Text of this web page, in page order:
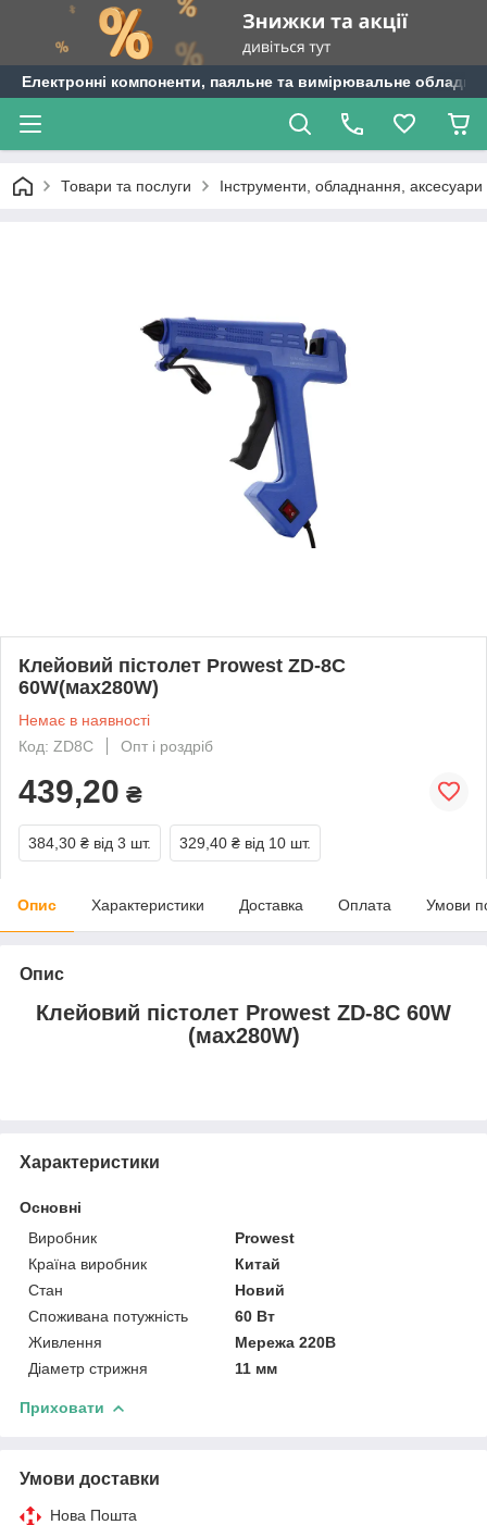
Електронні компоненти, паяльне та вимірювальне
Товари та послуги Інструменти, обладнання, аксесуари
Клейовий пістолет Prowest ZD-8C
60W(мах280W)
Немає в наявності
Код: ZD8C
Опт і роздріб
439,20 ₴
384,30 ₴ від 3 шт. 329,40 ₴ від 10 шт.
Опис Характеристики Доставка Оплата Умови
Опис
Клейовий пістолет Prowest ZD-8C 60W
(мах280W)
Характеристики
Основні
Виробник
Prowest
Країна виробник
Китай
Стан
Новий
Споживана потужність
60 Вт
Живлення
Мережа 220В
Діаметр стрижня
11 мм
Приховати
Умови доставки
Нова Пошта